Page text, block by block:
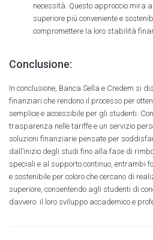
necessità. Questo approccio mira
superiore più conveniente e
compromettere la loro stabilità
Conclusione:
In conclusione, Banca Sella e Credem si
finanziari che rendono il processo per
semplice e accessibile per gli studenti.
trasparenza nelle tariffe e un servizio
soluzioni finanziarie pensate per
dall’inizio degli studi fino alla fase di
speciali e al supporto continuo, entrambi
e sostenibile per coloro che cercano di
superiore, consentendo agli studenti di
davvero: il loro sviluppo accademico e